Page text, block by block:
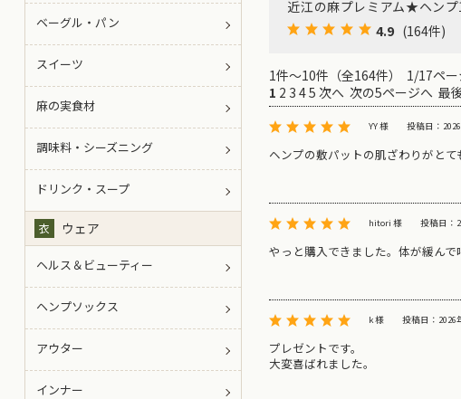
近江の麻プレミアム★ヘン
4.9 (164件)
1件～10件（全164件） 1/17ペー
1 2 3 45 次へ 次の5ページへ 最
YY 様 投稿日：
ヘンプの敷パットの肌ざわりがと
hitori 様 投稿日：
やっと購入できました。体が緩んで
k 様 投稿日：2026
プレゼントです。
大変喜ばれました。
ベーグル・パン
スイーツ
麻の実食材
調味料・シーズニング
ドリンク・スープ
衣 ウェア
ヘルス＆ビューティー
ヘンプソックス
アウター
インナー